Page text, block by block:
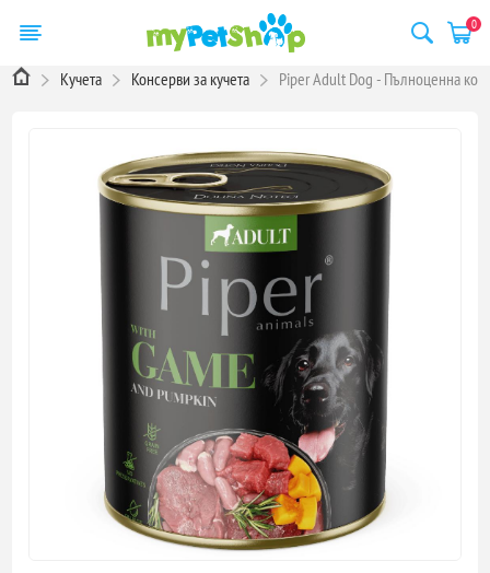
0
Кучета Консерви за кучета Piper Adult Dog - Пълноценна